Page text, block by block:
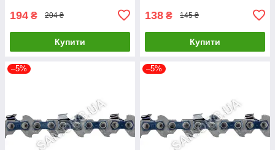
194 ₴ 204 ₴
Купити
138 ₴ 145 ₴
Купити
–5% –5%